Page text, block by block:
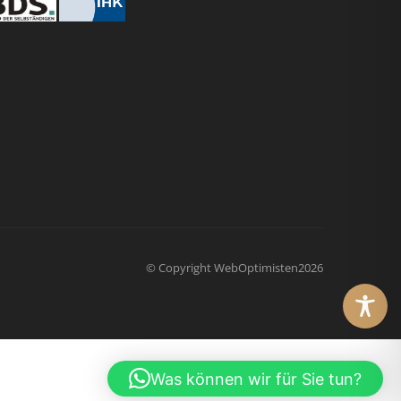
© CopyrightWebOptimisten2026
Was können wir für Sie tun?